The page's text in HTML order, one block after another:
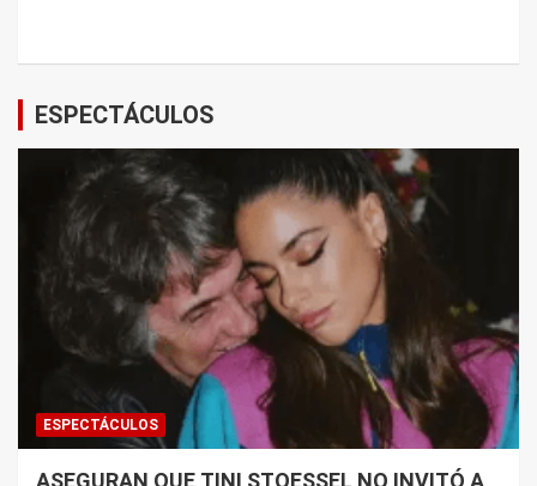
ESPECTÁCULOS
ESPECTÁCULOS
ASEGURAN QUE TINI STOESSEL NO INVITÓ A